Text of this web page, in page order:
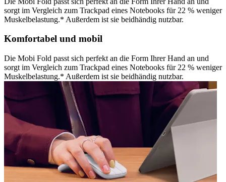
sorgt im Vergleich zum Trackpad eines Notebooks für 22 % weniger
Muskelbelastung.* Außerdem ist sie beidhändig nutzbar.
Komfortabel und mobil
Die Mobi Fold passt sich perfekt an die Form Ihrer Hand an und
sorgt im Vergleich zum Trackpad eines Notebooks für 22 % weniger
Muskelbelastung.* Außerdem ist sie beidhändig nutzbar.